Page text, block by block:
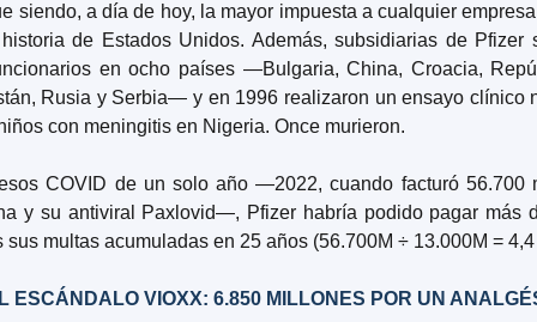
siendo, a día de hoy, la mayor impuesta a cualquier
de Estados Unidos. Además, subsidiarias de Pfizer
en ocho países —Bulgaria, China, Croacia,
Rusia y Serbia— y en 1996 realizaron un ensayo clínico
con meningitis en Nigeria. Once murieron.
COVID de un solo año —2022, cuando facturó 56.700
y su antiviral Paxlovid—, Pfizer habría podido pagar más
sus multas acumuladas en 25 años (56.700M ÷ 13.000M =
ESCÁNDALO VIOXX: 6.850 MILLONES POR UN